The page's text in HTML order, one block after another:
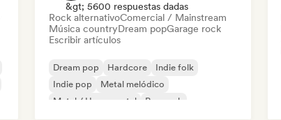
&gt; 5600 respuestas dadas
Rock alternativoComercial / Mainstream
Música countryDream popGarage rock
Escribir artículos
Dream pop Hardcore
Indie folk
Indie pop
Metal melódico
Metal / Heavy metal
Pop rock